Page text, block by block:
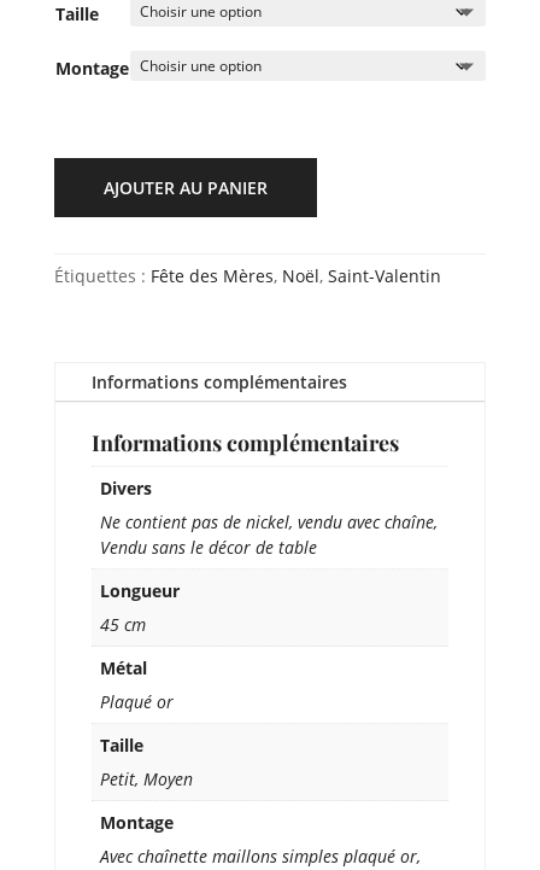
Taille
Montage
AJOUTER AU PANIER
Étiquettes : Fête des Mères, Noël, Saint-Valentin
Informations complémentaires
Informations complémentaires
Divers
Ne contient pas de nickel, vendu avec chaîne,
Vendu sans le décor de table
Longueur
45 cm
Métal
Plaqué or
Taille
Petit, Moyen
Montage
Avec chaînette maillons simples plaqué or,